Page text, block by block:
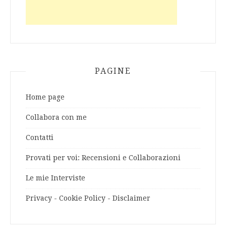
PAGINE
Home page
Collabora con me
Contatti
Provati per voi: Recensioni e Collaborazioni
Le mie Interviste
Privacy - Cookie Policy - Disclaimer